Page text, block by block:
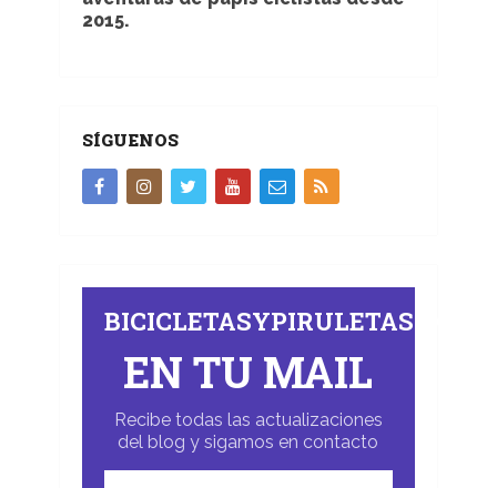
2015.
SÍGUENOS
BICICLETASYPIRULETAS.COM
EN TU MAIL
Recibe todas las actualizaciones
del blog y sigamos en contacto